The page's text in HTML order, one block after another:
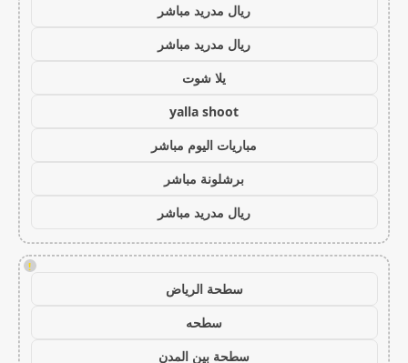
ريال مدريد مباشر
ريال مدريد مباشر
يلا شوت
yalla shoot
مباريات اليوم مباشر
برشلونة مباشر
ريال مدريد مباشر
!
سطحة الرياض
سطحه
سطحة بين المدن